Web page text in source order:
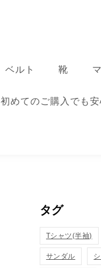
ベルト 靴
初めてのご購入でも
タグ
Tシャツ(半袖)
サンダル